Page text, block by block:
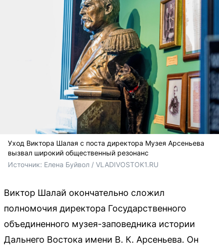
Уход Виктора Шалая с поста директора Музея Арсеньева
вызвал широкий общественный резонанс
Источник: Елена Буйвол / VLADIVOSTOK1.RU
Виктор Шалай окончательно сложил
полномочия директора Государственного
объединенного музея-заповедника истории
Дальнего Востока имени В. К. Арсеньева. Он